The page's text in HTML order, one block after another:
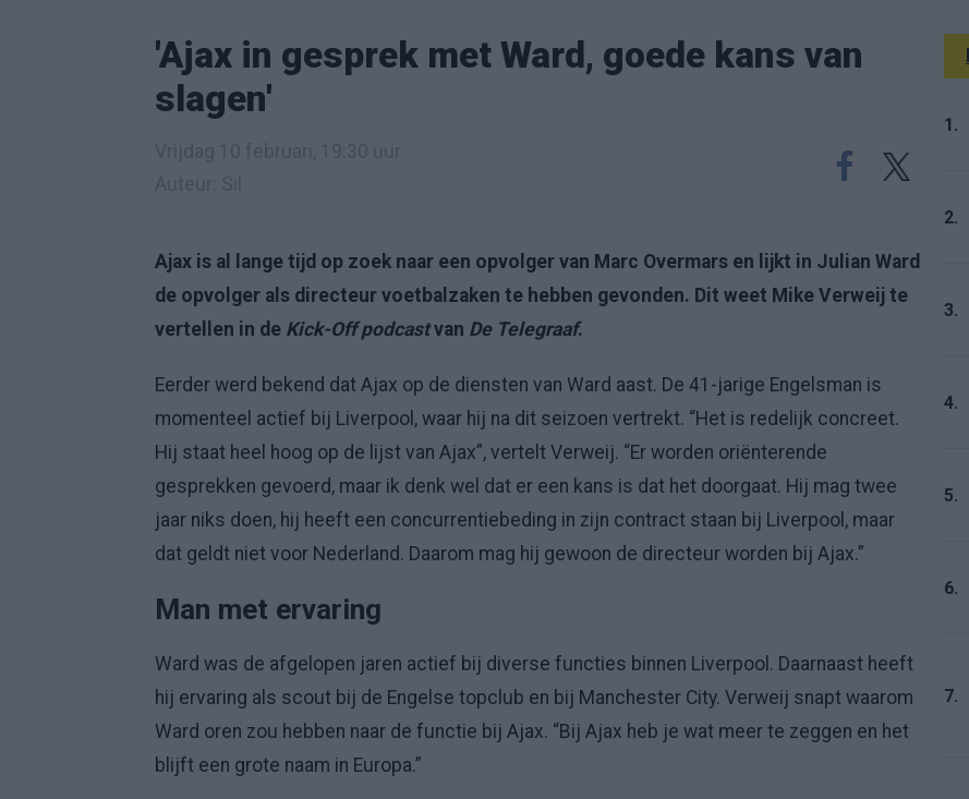
'Ajax in gesprek met Ward, goede kans van
slagen'
Ajax is al lange tijd op zoek naar een opvolger van Marc Overmars en lijkt in Julian Ward
de opvolger als directeur voetbalzaken te hebben gevonden. Dit weet Mike Verweij te
vertellen in de Kick-Off podcastvan De Telegraaf.
Eerder werd bekend dat Ajax op de diensten van Ward aast. De 41-jarige Engelsman is
momenteel actief bij Liverpool, waar hij na dit seizoen vertrekt. “Het is redelijk concreet.
Hij staat heel hoog op de lijst van Ajax”, vertelt Verweij. “Er worden oriënterende
gesprekken gevoerd, maar ik denk wel dat er een kans is dat het doorgaat. Hij mag twee
jaar niks doen, hij heeft een concurrentiebeding in zijn contract staan bij Liverpool, maar
dat geldt niet voor Nederland. Daarom mag hij gewoon de directeur worden bij Ajax.”
Man met ervaring
Ward was de afgelopen jaren actief bij diverse functies binnen Liverpool. Daarnaast heeft
hij ervaring als scout bij de Engelse topclub en bij Manchester City. Verweij snapt waarom
Ward oren zou hebben naar de functie bij Ajax. “Bij Ajax heb je wat meer te zeggen en het
blijft een grote naam in Europa.”
1.
2.
3.
4.
5.
6.
7.